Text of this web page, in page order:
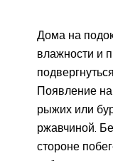
Дома на
влажности и
Появление
рыжих или
ржавчиной.
стороне